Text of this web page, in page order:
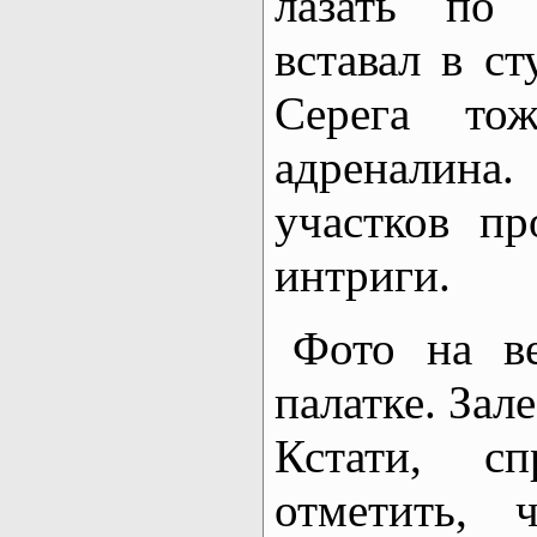
вставал в
Серега
участков
интриги.
Фото на
палатке.
Кстати,